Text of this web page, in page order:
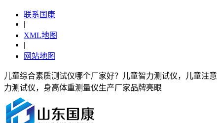
联系国康
|
XML地图
|
网站地图
儿童综合素质测试仪哪个厂家好？儿童智力测试仪，儿童注意
力测试仪，身高体重测量仪生产厂家品牌亮眼